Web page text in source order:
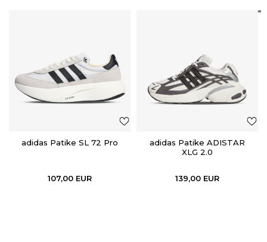
adidas Patike SL 72 Pro
107,00 EUR
adidas Patike ADISTAR
XLG 2.0
139,00 EUR